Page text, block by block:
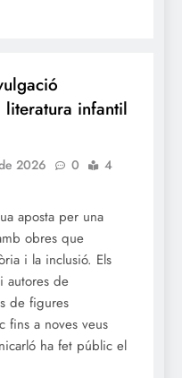
infantil
2026 0
4
aposta per una
obres que
i la inclusió. Els
autores de
de figures
fins a noves veus
ha fet públic el